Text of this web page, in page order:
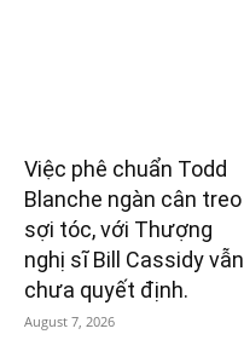
Việc phê chuẩn Todd
Blanche ngàn cân treo
sợi tóc, với Thượng
nghị sĩ Bill Cassidy vẫn
chưa quyết định.
August 7, 2026